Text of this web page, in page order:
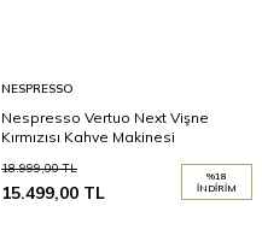
NESPRESSO
Nespresso Vertuo Next Vişne
Kırmızısı Kahve Makinesi
18.999,00TL
15.499,00 TL
%18
İNDIRIM